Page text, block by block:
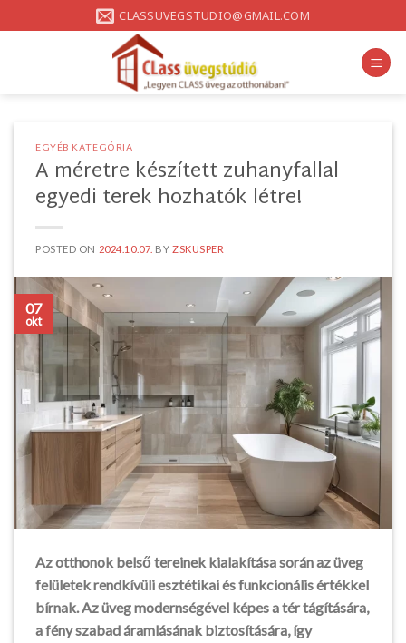
to
CLASSUVEGSTUDIO@GMAIL.COM
EGYÉB KATEGÓRIA
A méretre készített zuhanyfallal
egyedi terek hozhatók létre!
POSTED ON 2024.10.07. BYZSKUSPER
07
okt
Az otthonok belső tereinek kialakítása során az üveg
felületek rendkívüli esztétikai és funkcionális értékkel
bírnak. Az üveg modernségével képes a tér tágítására,
a fény szabad áramlásának biztosítására, így